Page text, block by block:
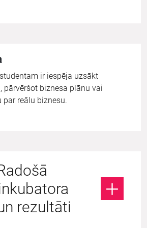
ir iespēja uzsākt
pārvēršot biznesa plānu vai
par reālu biznesu.
rezultāti